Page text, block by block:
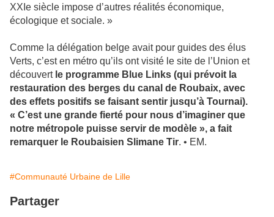
XXIe siècle impose d’autres réalités économique,
écologique et sociale. »
Comme la délégation belge avait pour guides des élus
Verts, c’est en métro qu’ils ont visité le site de l’Union et
découvert le programme Blue Links (qui prévoit la
restauration des berges du canal de Roubaix, avec
des effets positifs se faisant sentir jusqu’à Tournai).
« C’est une grande fierté pour nous d’imaginer que
notre métropole puisse servir de modèle », a fait
remarquer le Roubaisien Slimane Tir. • EM.
#Communauté Urbaine de Lille
Partager